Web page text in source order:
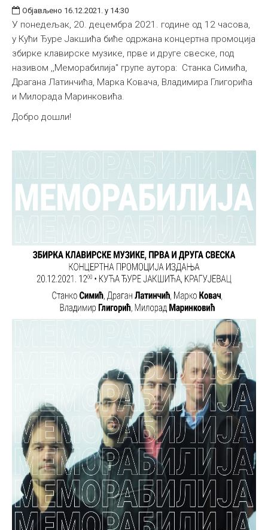
Објављено 16.12.2021. у 14:30
У понедељак, 20. децембра 2021. године од 12 часова,
у Кући Ђуре Јакшића биће одржана концертна промоција
збирке клавирске музике, прве и друге свеске, под
називом ,,Меморабилија" групе аутора: Станка Симића,
Драгана Латинчића, Марка Ковача, Владимира Глигорића
и Милорада Маринковића.
Добро дошли!